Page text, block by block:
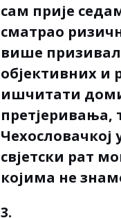
сам прије
сматрао
више
објективних
ишчитати
претјеривања,
Чехословачкој
свјетски рат
којима не
3.